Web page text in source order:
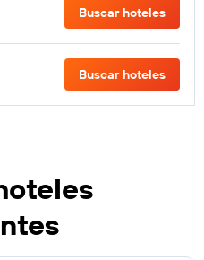
Buscar hoteles
Buscar hoteles